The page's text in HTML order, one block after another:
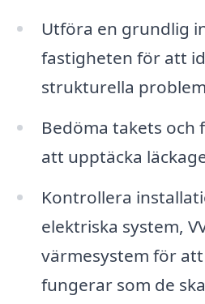
Utföra en grundlig
fastigheten för att
strukturella
Bedöma takets och
att upptäcka
Kontrollera
elektriska system,
värmesystem för
fungerar som de